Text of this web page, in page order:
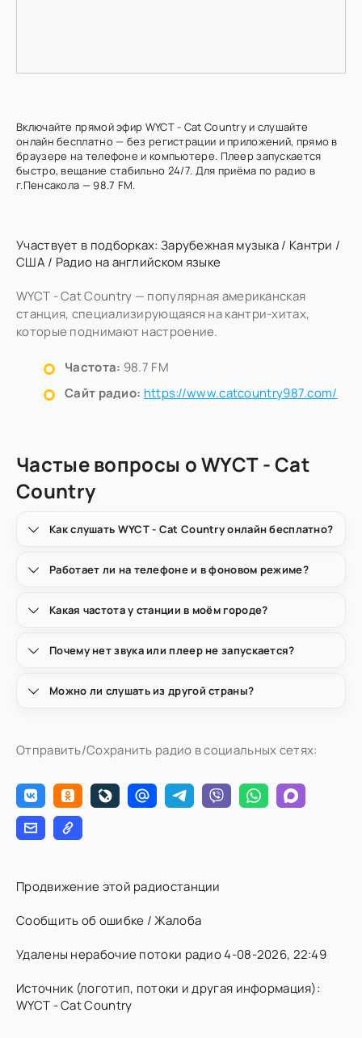
Включайте прямой эфир WYCT - Cat Country и слушайте
онлайн бесплатно — без регистрации и приложений, прямо в
браузере на телефоне и компьютере. Плеер запускается
быстро, вещание стабильно 24/7. Для приёма по радио в
г.Пенсакола — 98.7 FM.
Участвует в подборках: Зарубежная музыка/ Кантри /
США / Радио на английском языке
WYCT - Cat Country — популярная американская
станция, специализирующаяся на кантри-хитах,
которые поднимают настроение.
Частота: 98.7 FM
Сайт радио: https://www.catcountry987.com/
Частые вопросы о WYCT - Cat
Country
Как слушать WYCT - Cat Country онлайн бесплатно?
Работает ли на телефоне и в фоновом режиме?
Какая частота у станции в моём городе?
Почему нет звука или плеер не запускается?
Можно ли слушать из другой страны?
Отправить/Сохранить радио в социальных сетях:
Продвижение этой радиостанции
Сообщить об ошибке / Жалоба
Удалены нерабочие потоки радио 4-08-2026, 22:49
Источник (логотип, потоки и другая информация):
WYCT - Cat Country